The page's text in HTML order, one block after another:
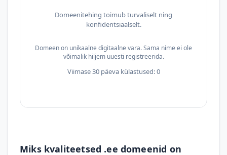
Domeenitehing toimub turvaliselt ning
konfidentsiaalselt.
Domeen on unikaalne digitaalne vara. Sama nime ei ole
võimalik hiljem uuesti registreerida.
Viimase 30 päeva külastused: 0
Miks kvaliteetsed .ee domeenid on